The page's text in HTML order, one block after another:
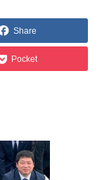
Share
Pocket